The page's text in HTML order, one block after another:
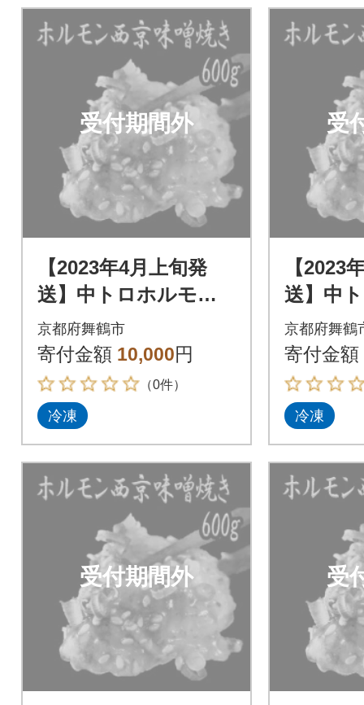
受付期間外
【2023年4月上旬発
送】中トロホルモン
西京味噌焼き 600g
京都府舞鶴市
寄付金額 10,000円
（0件）
冷凍
受
【2023
送】中
西京味
京都府舞鶴
寄付金額
冷凍
受付期間外 受